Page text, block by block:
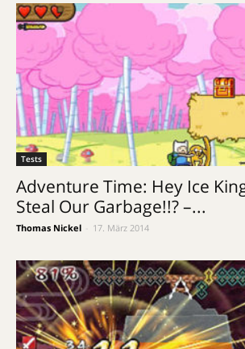
Tests
Adventure Time: Hey Ice
Steal Our Garbage!!? –...
Thomas Nickel 17. März 2014